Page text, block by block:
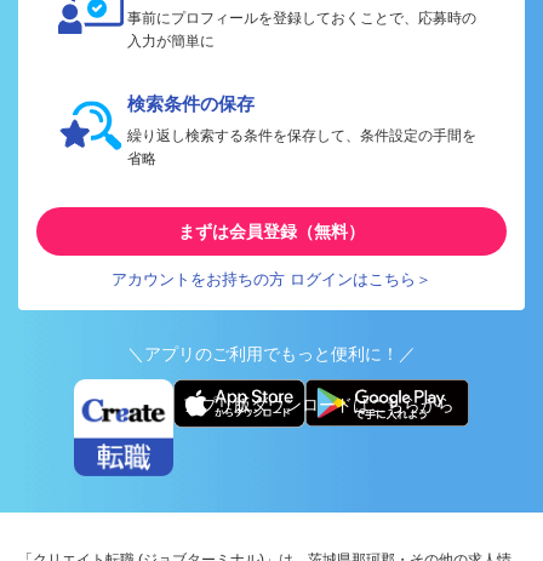
事前にプロフィールを登録しておくことで、応募時の
入力が簡単に
検索条件の保存
繰り返し検索する条件を保存して、条件設定の手間を
省略
まずは会員登録（無料）
アカウントをお持ちの方 ログインはこちら＞
＼アプリのご利用でもっと便利に！／
アプリ版ダウンロードはこちらから